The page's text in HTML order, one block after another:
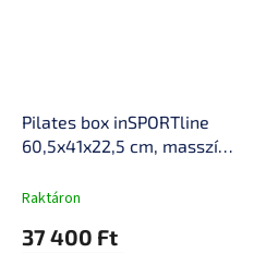
Pilates box inSPORTline
60,5x41x22,5 cm, masszív
fogantyú, kibővíti az edzés
Raktáron
37 400 Ft